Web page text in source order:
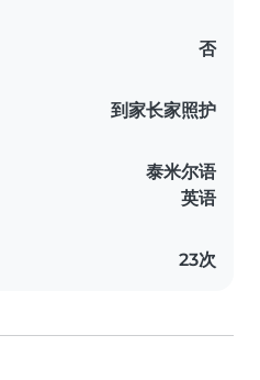
否
到家长家照护
泰米尔语
英语
23次